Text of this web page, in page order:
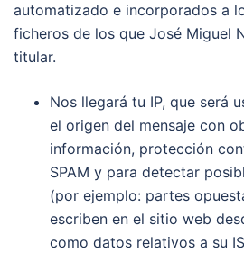
automatizado e incorporados a
ficheros de los que José Miguel
titular.
Nos llegará tu IP, que será
el origen del mensaje con
información, protección
SPAM y para detectar
(por ejemplo: partes
escriben en el sitio web
como datos relativos a su